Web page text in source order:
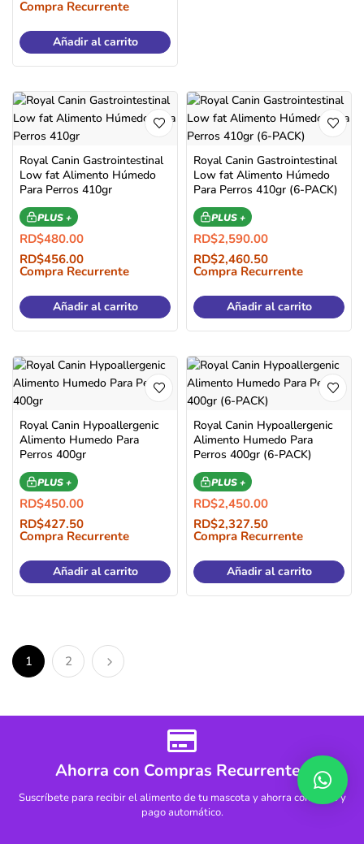
Compra Recurrente
Añadir al carrito
Royal Canin Gastrointestinal
Low fat Alimento Húmedo
Para Perros 410gr
PLUS +
RD$480.00
RD$456.00
Compra Recurrente
Añadir al carrito
Royal Canin Gastrointestinal
Low fat Alimento Húmedo
Para Perros 410gr (6-PACK)
PLUS +
RD$2,590.00
RD$2,460.50
Compra Recurrente
Añadir al carrito
Royal Canin Hypoallergenic
Alimento Humedo Para
Perros 400gr
PLUS +
RD$450.00
RD$427.50
Compra Recurrente
Añadir al carrito
Royal Canin Hypoallergenic
Alimento Humedo Para
Perros 400gr (6-PACK)
PLUS +
RD$2,450.00
RD$2,327.50
Compra Recurrente
Añadir al carrito
1 2
Ahorra con Compras Recurrentes
Suscríbete para recibir el alimento de tu mascota y ahorra con envío y
pago automático.